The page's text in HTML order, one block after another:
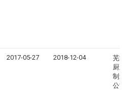
2017-05-27 2018-12-04
芜湖
厨卫
制造
公司